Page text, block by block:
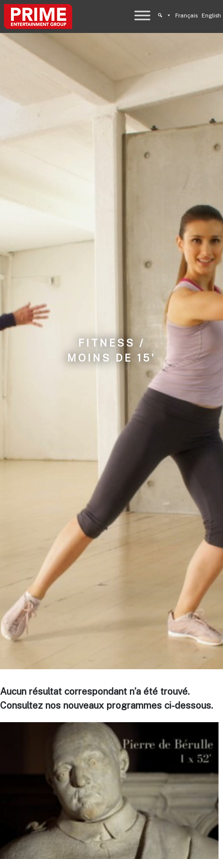
Français English
FITNESS /
MOINS DE 15'
Aucun résultat correspondant n’a été trouvé.
Consultez nos nouveaux programmes ci-dessous.